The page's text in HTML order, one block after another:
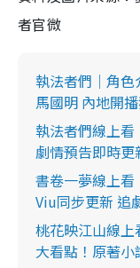
者官微
執法者們｜角
馬國明 內地開
執法者們線上
劇情預告即時更
書卷一夢線上
Viu同步更新 追
桃花映江山線
大看點！原著